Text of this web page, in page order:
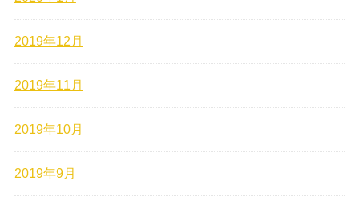
2019年12月
2019年11月
2019年10月
2019年9月